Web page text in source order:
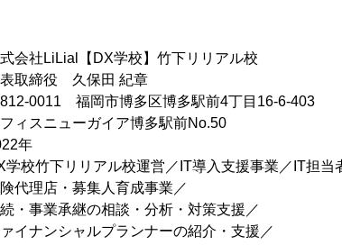
社LiLial【DX学校】竹下リリアル校
取締役 久保田 紀章
0011 福岡市博多区博多駅前4丁目16-6-403
ューガイア博多駅前No.50
年
学校竹下リリアル校運営／IT導入支援事業／IT担当
・募集人育成事業／
承継の相談・分析・対策支援／
シャルプランナーの紹介・支援／